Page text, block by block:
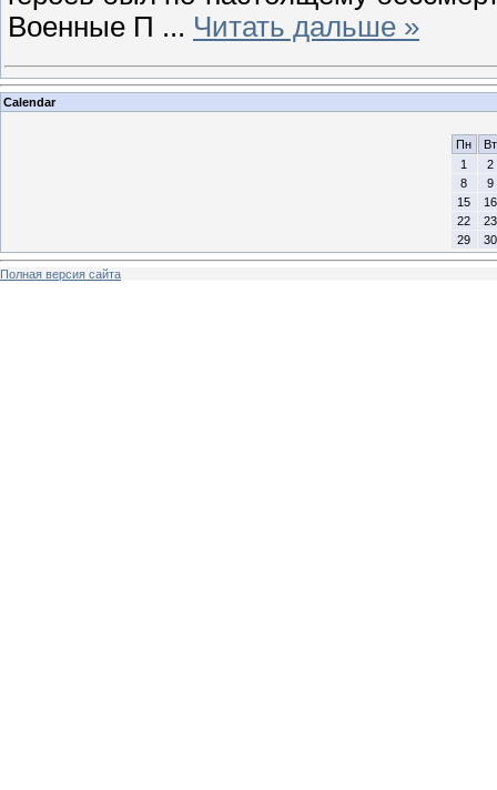
Военные П ... Читать дальше »
Calendar
Пн
Вт
1
2
8
9
15
16
22
23
29
30
Полная версия сайта